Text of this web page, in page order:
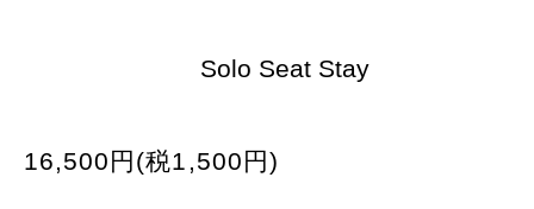
Solo Seat Stay
16,500円(税1,500円)